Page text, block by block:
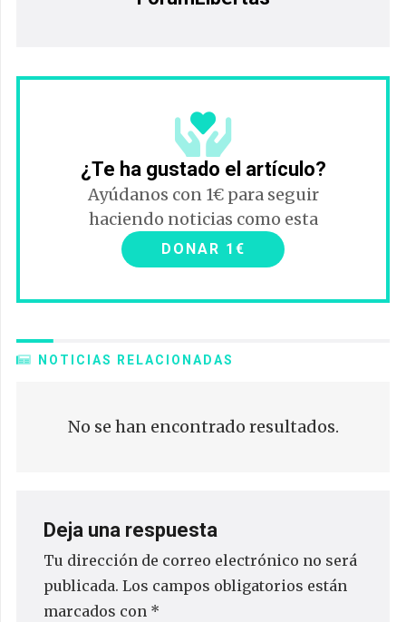
¿Te ha gustado el artículo?
Ayúdanos con 1€ para seguir
haciendo noticias como esta
DONAR 1€
NOTICIAS RELACIONADAS
No se han encontrado resultados.
Deja una respuesta
Tu dirección de correo electrónico no será
publicada. Los campos obligatorios están
marcados con *